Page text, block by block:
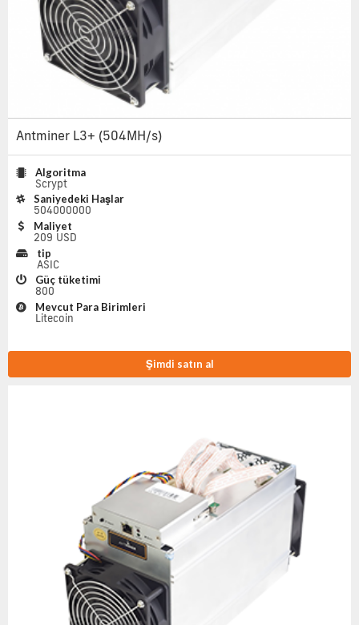
Antminer L3+ (504MH/s)
Algoritma
Scrypt
Saniyedeki Haşlar
504000000
Maliyet
209 USD
tip
ASIC
Güç tüketimi
800
Mevcut Para Birimleri
Litecoin
Şimdi satın al